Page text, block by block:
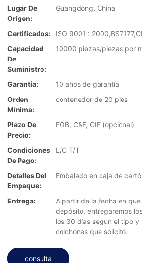
Lugar De
Origen:
Guangdong, China
Certificados:
ISO 9001 :
Capacidad
De
Suministro:
10000 piezas/piezas por
Garantía:
10 años de garantía
Orden
Mínima:
contenedor de 20 pies
Plazo De
Precio:
FOB, C&F, CIF (opcional)
Condiciones
De Pago:
L/C T/T
Detalles Del
Empaque:
Embalado en caja de
Entrega:
A partir de la fecha en
depósito, entregaremos
los 30 días según el tipo
colchones que solicitó.
consulta